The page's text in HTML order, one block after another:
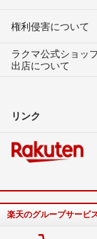
権利侵害について
ラクマ公式ショッ
出店について
リンク
楽天のグループサービ